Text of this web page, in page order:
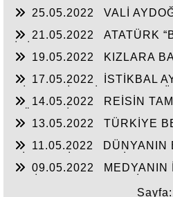
HAMMADELERE SAHİBİZ!
25.05.2022
VALİ
ÇALMAKTIR!!!
21.05.2022
ATATÜRK
BİRİNE UYGUN OLMALI”
19.05.2022
KIZLARA
TARİH ÖĞRETİLEN
17.05.2022
İSTİKBAL
YATIRIMI ALMASINDA!!!
14.05.2022
REİSİN
ÇEVİRTECEK ÇEYİZİ
13.05.2022
TÜRKİYE
ÇEVİRMESİNİ
11.05.2022
DÜNYANIN
KURTULMANINDA
09.05.2022
MEDYANIN
YAKIN İŞSİZE İŞ BAŞARISI!!
Sayfa: